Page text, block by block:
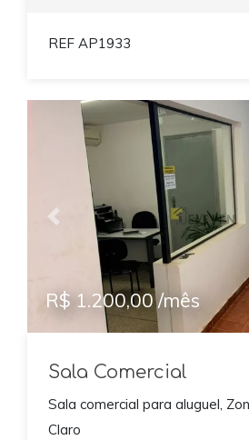
REF AP1933
Previous
R$ 1.200,00 /mês
Sala Comercial
Sala comercial para aluguel,
Claro